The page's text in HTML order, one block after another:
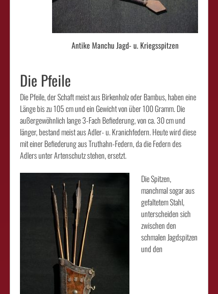
Antike Manchu Jagd- u. Kriegsspitzen
Die Pfeile
Die Pfeile, der Schaft meist aus Birkenholz oder Bambus, haben eine
Länge bis zu 105 cm und ein Gewicht von über 100 Gramm. Die
außergewöhnlich lange 3-Fach Befiederung, von ca. 30 cm und
länger, bestand meist aus Adler- u. Kranichfedern. Heute wird diese
mit einer Befiederung aus Truthahn-Federn, da die Federn des
Adlers unter Artenschutz stehen, ersetzt.
Die Spitzen,
manchmal sogar aus
gefaltetem Stahl,
unterscheiden sich
zwischen den
schmalen Jagdspitzen
und den